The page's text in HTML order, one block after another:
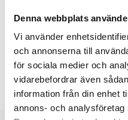
Denna webbplats
Vi använder
och annonserna till
för sociala medier och
vidarebefordrar även
information från din enhet
annons- och
fynden utvecklas nu
effektiva